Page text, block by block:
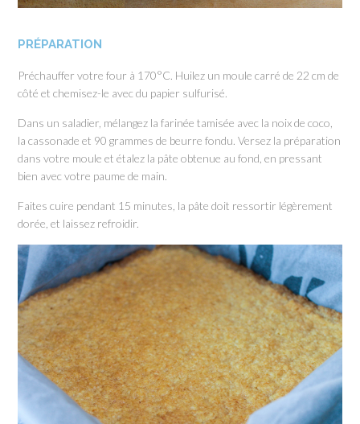
PRÉPARATION
Préchauffer votre four à 170°C. Huilez un moule carré de 22 cm de
côté et chemisez-le avec du papier sulfurisé.
Dans un saladier, mélangez la farinée tamisée avec la noix de coco,
la cassonade et 90 grammes de beurre fondu. Versez la préparation
dans votre moule et étalez la pâte obtenue au fond, en pressant
bien avec votre paume de main.
Faites cuire pendant 15 minutes, la pâte doit ressortir légèrement
dorée, et laissez refroidir.